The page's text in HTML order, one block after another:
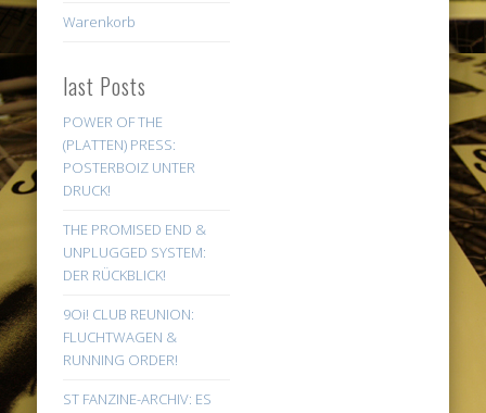
Warenkorb
last Posts
POWER OF THE
(PLATTEN) PRESS:
POSTERBOIZ UNTER
DRUCK!
THE PROMISED END &
UNPLUGGED SYSTEM:
DER RÜCKBLICK!
9Oi! CLUB REUNION:
FLUCHTWAGEN &
RUNNING ORDER!
ST FANZINE-ARCHIV: ES